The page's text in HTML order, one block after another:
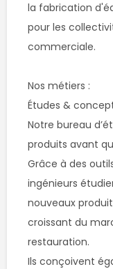
la fabrication
pour les
commerciale.
Nos métiers :
Études &
Notre bureau
produits avant
Grâce à des
ingénieurs
nouveaux
croissant du
restauration.
Ils conçoivent